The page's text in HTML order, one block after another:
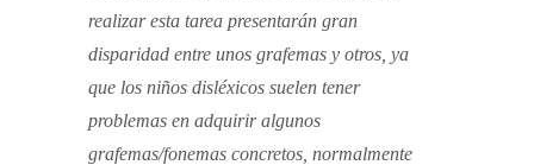
realizar esta tarea presentarán gran
disparidad entre unos grafemas y otros, ya
que los niños disléxicos suelen tener
problemas en adquirir algunos
grafemas/fonemas concretos, normalmente